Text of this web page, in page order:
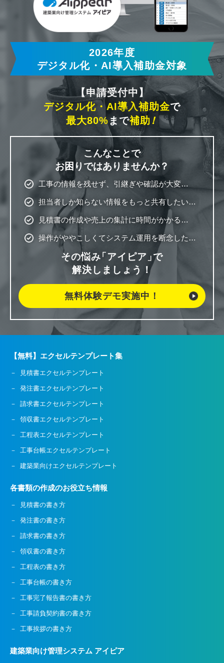
2026年度
デジタル化・AI導入補助金対象
【申請受付中】
デジタル化・AI導入補助金で
最大80% まで補助！
こんなことで
お困りではありませんか？
工事の情報を残せず、引継ぎや確認が大変…
担当者しか知らない情報をもっと共有したい…
見積書の作成や売上の集計に時間がかかる…
操作がややこしくてシステム運用を断念した…
その悩み「アイピア」で
解決しましょう！
無料体験デモ実施中！
【無料】エクセルテンプレート集
見積書エクセルテンプレート
発注書エクセルテンプレート
請求書エクセルテンプレート
領収書エクセルテンプレート
工程表エクセルテンプレート
工事台帳エクセルテンプレート
建築業向けエクセルテンプレート
各書類の作成のお役立ち情報
見積書の書き方
発注書の書き方
請求書の書き方
領収書の書き方
工程表の書き方
工事台帳の書き方
工事完了報告書の書き方
工事請負契約書の書き方
工事挨拶の書き方
建築業向け管理システム アイピア